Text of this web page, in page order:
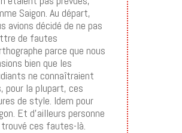
Saigon. Au départ,
avions décidé de ne pas
de fautes
parce que nous
bien que les
ne connaîtraient
pour la plupart, ces
de style. Idem pour
Et d’ailleurs personne
trouvé ces fautes-là.